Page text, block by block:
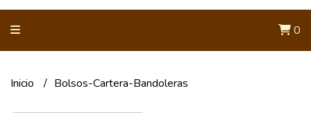
0
Inicio Bolsos-Cartera-Bandoleras